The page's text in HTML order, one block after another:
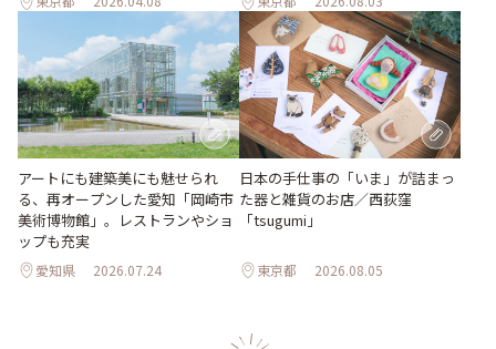
アートにも建築美にも魅せられ
る、再オープンした愛知「岡崎市
美術博物館」。レストランやショ
ップも充実
愛知県 2026.07.24
日本の手仕事の「いま」が詰まっ
た器と雑貨のお店／西荻窪
「tsugumi」
東京都 2026.08.05